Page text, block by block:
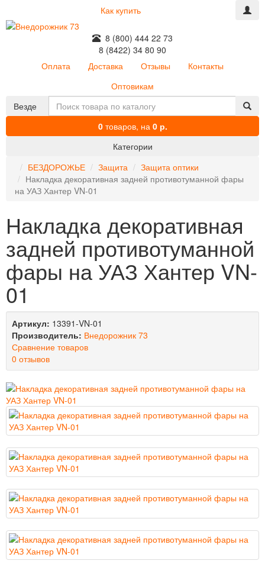
Как купить
8 (800) 444 22 73
8 (8422) 34 80 90
Оплата
Доставка Отзывы
Контакты
Оптовикам
Везде
0товаров, на 0 р.
Категории
БЕЗДОРОЖЬЕ
Защита
Защита оптики
Накладка декоративная задней противотуманной фары
на УАЗ Хантер VN-01
Накладка декоративная
задней противотуманной
фары на УАЗ Хантер VN-
01
Артикул: 13391-VN-01
Производитель: Внедорожник 73
Сравнение товаров
0 отзывов